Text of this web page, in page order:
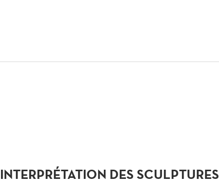
INTERPRÉTATION DES SCULPTURES